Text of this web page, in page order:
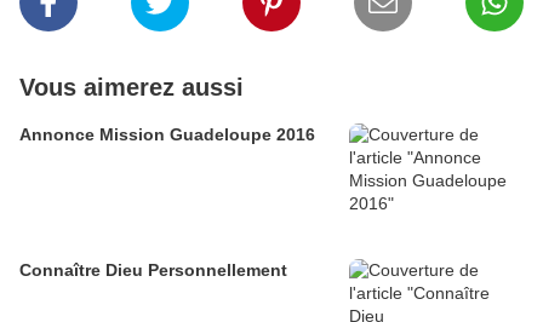
Vous aimerez aussi
Annonce Mission Guadeloupe 2016
Connaître Dieu Personnellement